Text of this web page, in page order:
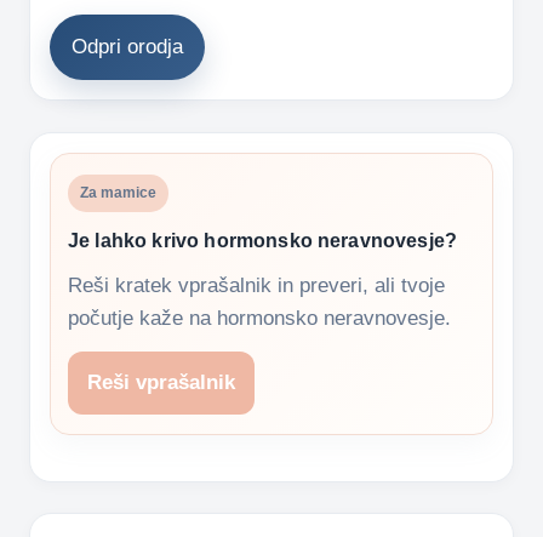
Odpri orodja
Za mamice
Je lahko krivo hormonsko neravnovesje?
Reši kratek vprašalnik in preveri, ali tvoje
počutje kaže na hormonsko neravnovesje.
Reši vprašalnik